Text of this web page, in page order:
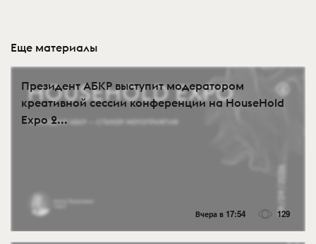
Еще материалы
Президент АБКР выступит модератором
креативной сессии конференции на HouseHold
Expo 2...
Вчера в 17:54 129